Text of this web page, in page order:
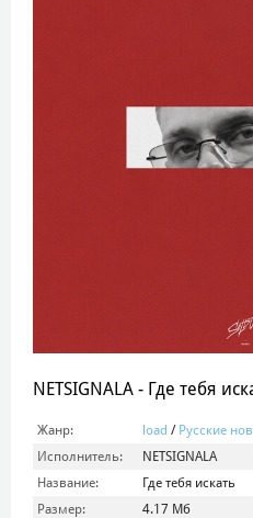
NETSIGNALA - Где тебя
Жанр: load / Русские
Исполнитель:
NETSIGNALA
Название:
Где тебя искать
Размер:
4.17 Мб